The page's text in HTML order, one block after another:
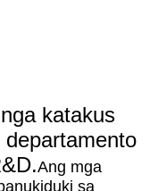
katakus
Ang mga
sa